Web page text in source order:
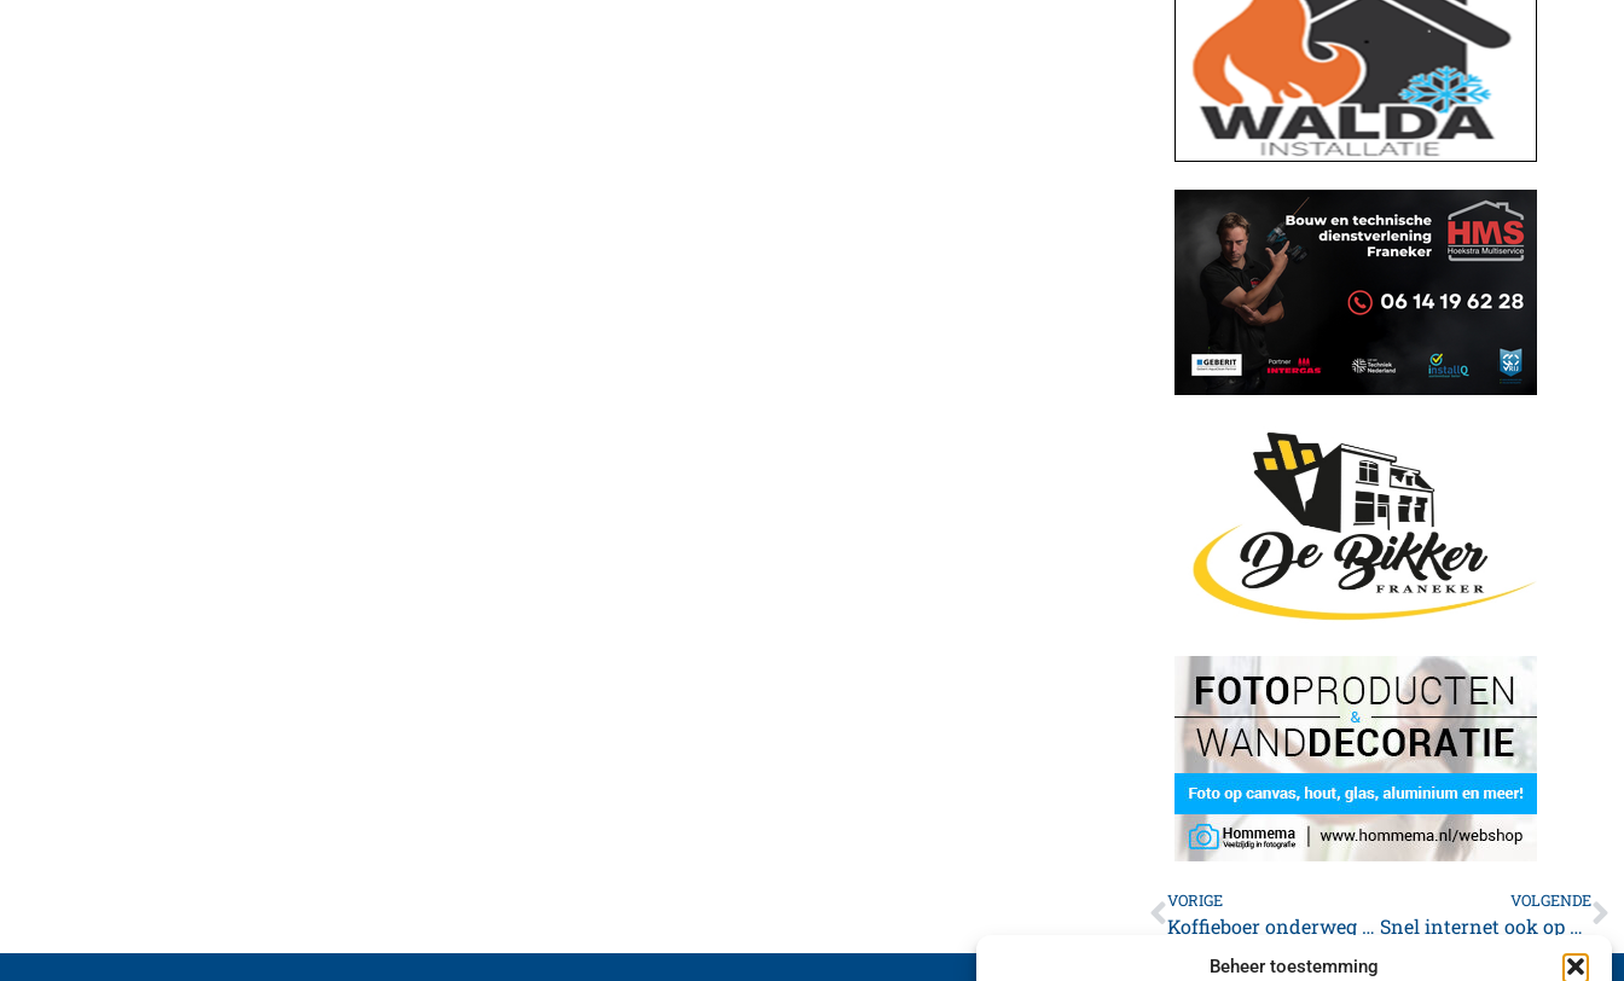
Beheer toestemming
VORIGE
Koffieboer onderweg van Guatamala naar Franeker
VOLGENDE
Snel internet ook op Fries platteland